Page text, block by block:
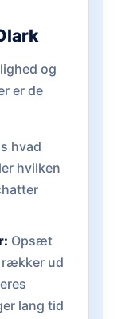
og
er de
hvad
hvilken
Opsæt
rækker ud
lang tid